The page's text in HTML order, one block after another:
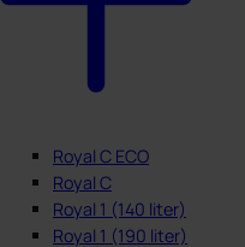
Royal C ECO
Royal C
Royal 1 (140 liter)
Royal 1 (190 liter)